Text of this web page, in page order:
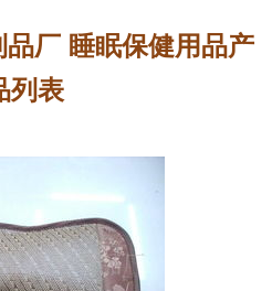
厂 睡眠保健用品产
列表